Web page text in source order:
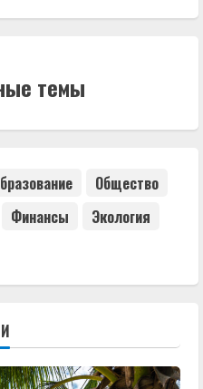
темы
Общество
Финансы
Экология